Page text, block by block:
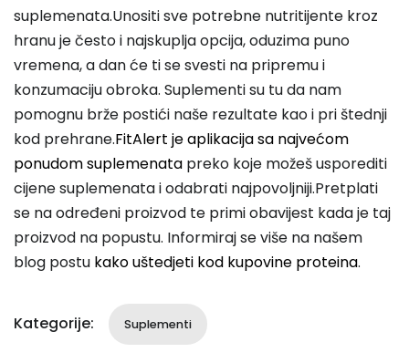
suplemenata.Unositi sve potrebne nutritijente kroz
hranu je često i najskuplja opcija, oduzima puno
vremena, a dan će ti se svesti na pripremu i
konzumaciju obroka. Suplementi su tu da nam
pomognu brže postići naše rezultate kao i pri štednji
kod prehrane.FitAlert je aplikacija sa najvećom
ponudom suplemenata preko koje možešusporediti
cijene suplemenatai odabrati najpovoljniji.Pretplati
se na određeni proizvod te primi obavijest kada je taj
proizvod na popustu. Informiraj se više na našem
blog postu kako uštedjeti kod kupovine proteina.
Kategorije: Suplementi